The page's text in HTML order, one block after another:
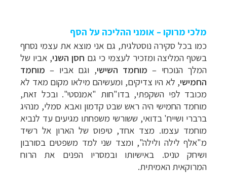
מלכי מרוקו – אומני ההליכה על הסף
כמו בכל סקירה נוסטלגית, גם אני מוצא את עצמי נסחף
בשטף המליצה ומזכיר לעצמי כי גם חסן השני, אביו של
המלך הנוכחי – מוחמד השישי, וגם אביו – מוחמד
החמישי, לא היו צדיקים, ומעשיהם מילאו מקום מאד לא
מכובד לפי השקפתי, בדו"חות "אמנסטי". ובכל זאת,
מוחמד החמישי היה ראש שבט קדמון ואבא סמלי, מנהיג
ברברי ושייח' בדואי, ששורשי משפחתו מגיעים עד לנביא
מוחמד עצמו. מצד אחד, טיפוס של הארון אל רשיד
מ"אלף לילה ולילה", ומצד שני למד משפטים בסורבון
ושיחק טניס. באישיותו ובמסריו הפנים את הרוח
המרוקאית האמיתית.